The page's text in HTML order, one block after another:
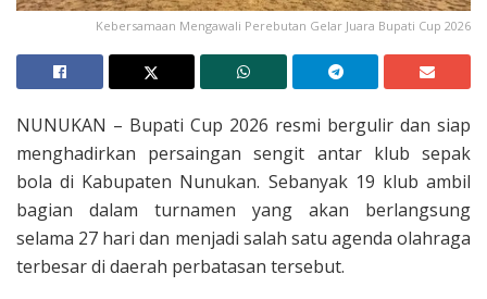
Kebersamaan Mengawali Perebutan Gelar Juara Bupati Cup 2026
NUNUKAN – Bupati Cup 2026 resmi bergulir dan siap
menghadirkan persaingan sengit antar klub sepak
bola di Kabupaten Nunukan. Sebanyak 19 klub ambil
bagian dalam turnamen yang akan berlangsung
selama 27 hari dan menjadi salah satu agenda olahraga
terbesar di daerah perbatasan tersebut.